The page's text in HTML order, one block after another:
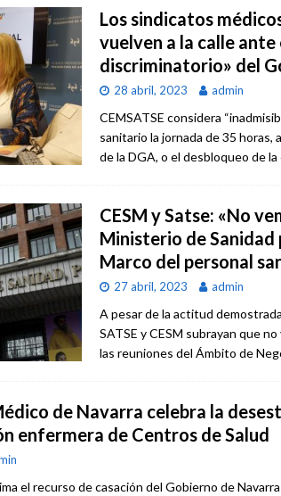
Los sindicatos
vuelven a la calle
discriminatorio» del
28 abril, 2023 admin
CEMSATSE considera
sanitario la jornada de 35 horas,
de la DGA, o el desbloqueo de
CESM y Satse: «No
Ministerio de
Marco del personal
27 abril, 2023 admin
A pesar de la actitud
SATSE y CESM subrayan que
las reuniones del Ámbito de
de Navarra celebra la
enfermera de Centros de Salud
el recurso de casación del Gobierno de